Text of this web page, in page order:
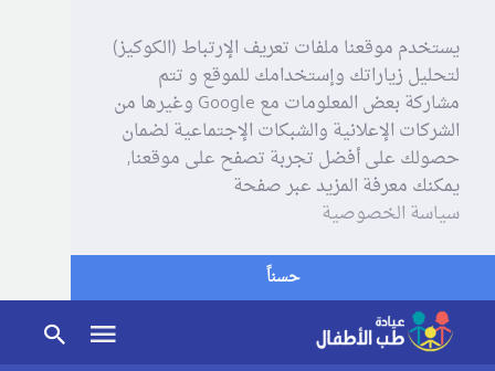
يستخدم موقعنا ملفات تعريف الإرتباط (الكوكيز)
لتحليل زياراتك وإستخدامك للموقع و تتم
مشاركة بعض المعلومات مع Google وغيرها من
الشركات الإعلانية والشبكات الإجتماعية لضمان
حصولك على أفضل تجربة تصفح على موقعنا,
يمكنك معرفة المزيد عبر صفحة
سياسة الخصوصية
حسناً